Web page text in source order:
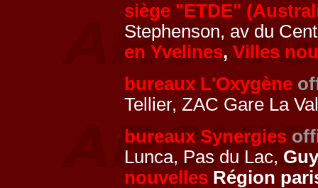
siège "ETDE"
Stephenson, av du
en Yvelines, Villes
bureaux L'Oxygène
Tellier, ZAC Gare La
bureaux Synergies
Lunca, Pas du Lac,
nouvelles Région